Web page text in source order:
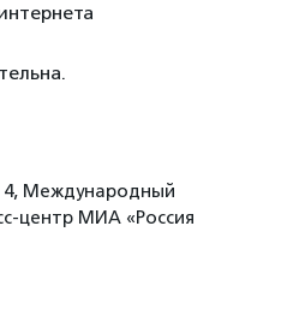
4, Международный
центр МИА «Россия